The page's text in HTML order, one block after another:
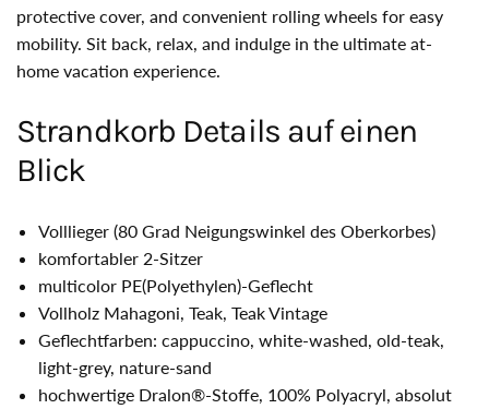
protective cover, and convenient rolling wheels for easy
mobility. Sit back, relax, and indulge in the ultimate at-
home vacation experience.
Strandkorb Details auf einen
Blick
Volllieger (80 Grad Neigungswinkel des Oberkorbes)
komfortabler 2-Sitzer
multicolor PE(Polyethylen)-Geflecht
Vollholz Mahagoni, Teak, Teak Vintage
Geflechtfarben: cappuccino, white-washed, old-teak,
light-grey, nature-sand
hochwertige Dralon®-Stoffe, 100% Polyacryl, absolut